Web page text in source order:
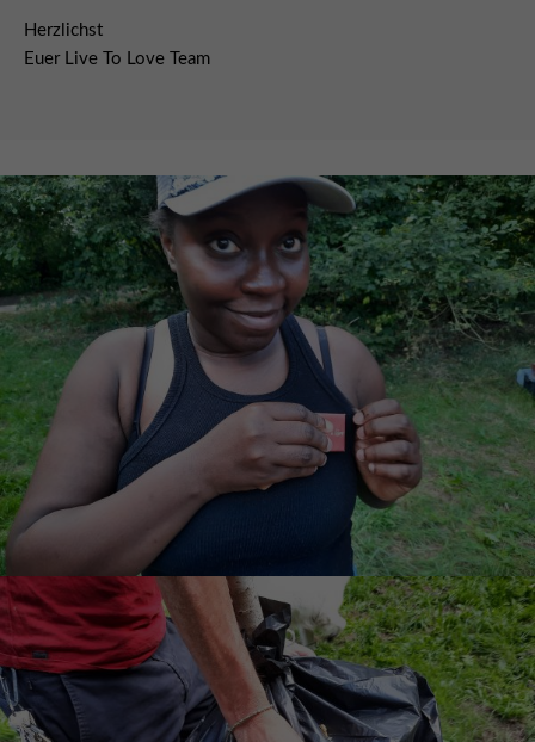
Herzlichst
Euer Live To Love Team